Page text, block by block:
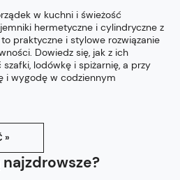
w kuchni i świeżość
hermetyczne i cylindryczne z
praktyczne i stylowe rozwiązanie
Dowiedz się, jak z ich
lodówkę i spiżarnię, a przy
i wygodę w codziennym
»